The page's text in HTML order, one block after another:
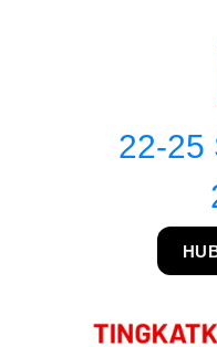
22-25